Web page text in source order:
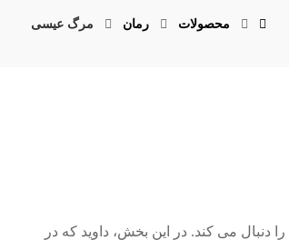
محصولات رمان مرگ عیسی
دنبال می کند. در این بخش، داوید که در